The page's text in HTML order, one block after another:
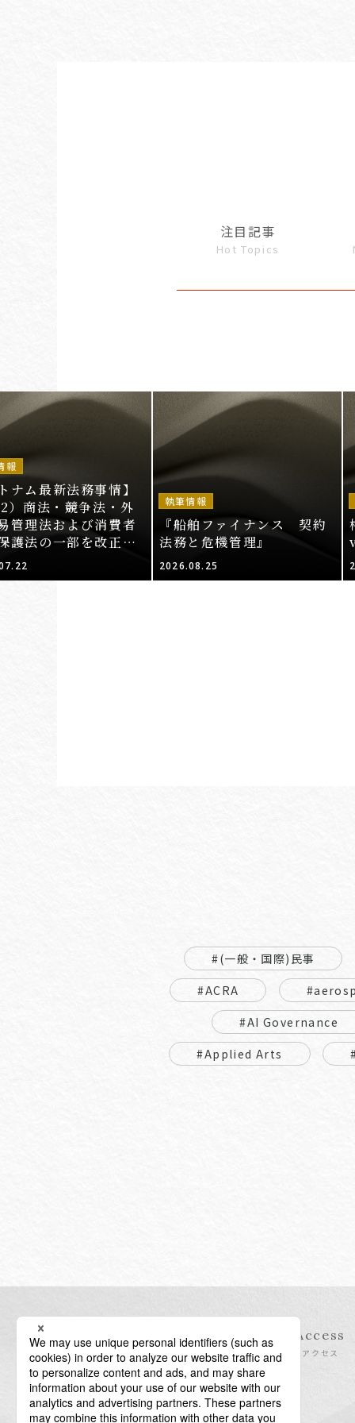
注目記事
Hot Topics
報
ナム最新法務事情】
）商法・競争法・外
管理法および消費者
護法の一部を改正・
る法律案（その2）
執筆情報
『船舶ファイナンス 契約
法務と危機管理』
2026.08.25
#(一般・国際)民事
#ACRA
#AI Governance
#Applied Arts
Information
インフォメーション
Access
アクセス